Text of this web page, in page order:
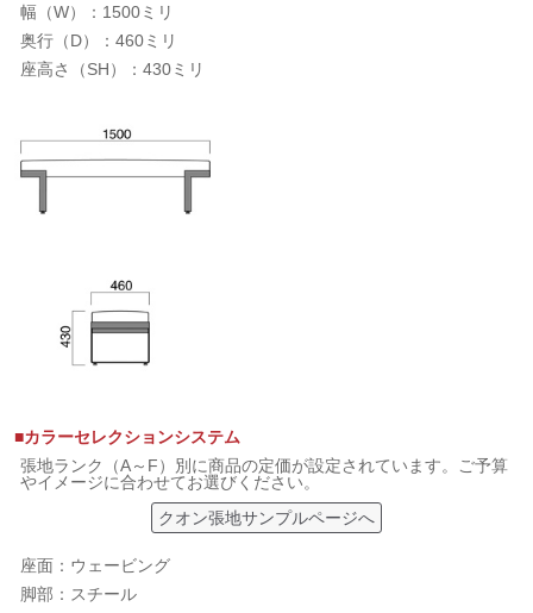
幅（W）：1500ミリ
奥行（D）：460ミリ
座高さ（SH）：430ミリ
■カラーセレクションシステム
張地ランク（A～F）別に商品の定価が設定されています。ご予算
やイメージに合わせてお選びください。
クオン張地サンプルページへ
座面：ウェービング
脚部：スチール